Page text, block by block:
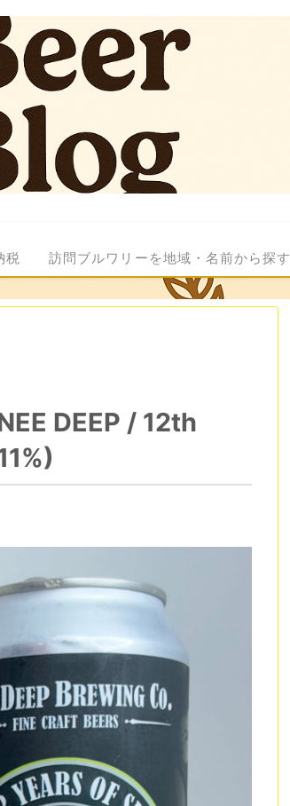
税 訪問ブルワリーを地域・名前から探す
DEEP / 12th